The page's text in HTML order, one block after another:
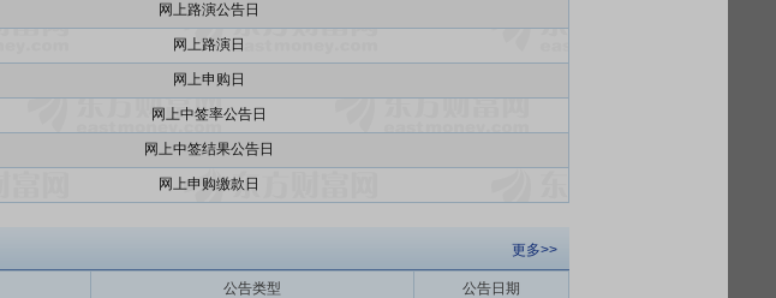
网上路演公告日
网上路演日
网上申购日
网上中签率公告日
网上中签结果公告日
网上申购缴款日
更多>>
公告类型 公告日期